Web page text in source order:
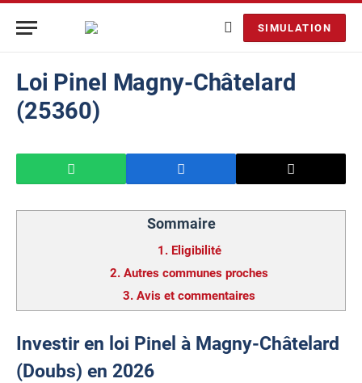
SIMULATION
Loi Pinel Magny-Châtelard
(25360)
Sommaire
1. Eligibilité
2. Autres communes proches
3. Avis et commentaires
Investir en loi Pinel à Magny-Châtelard
(Doubs) en 2026